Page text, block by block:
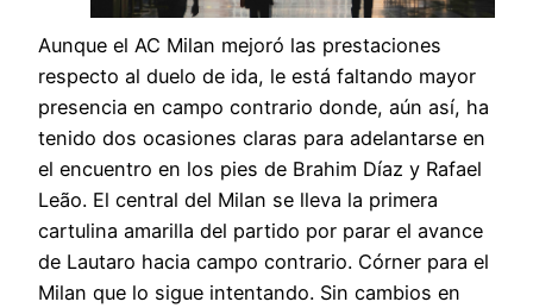
Aunque el AC Milan mejoró las prestaciones
respecto al duelo de ida, le está faltando mayor
presencia en campo contrario donde, aún así, ha
tenido dos ocasiones claras para adelantarse en
el encuentro en los pies de Brahim Díaz y Rafael
Leão. El central del Milan se lleva la primera
cartulina amarilla del partido por parar el avance
de Lautaro hacia campo contrario. Córner para el
Milan que lo sigue intentando. Sin cambios en